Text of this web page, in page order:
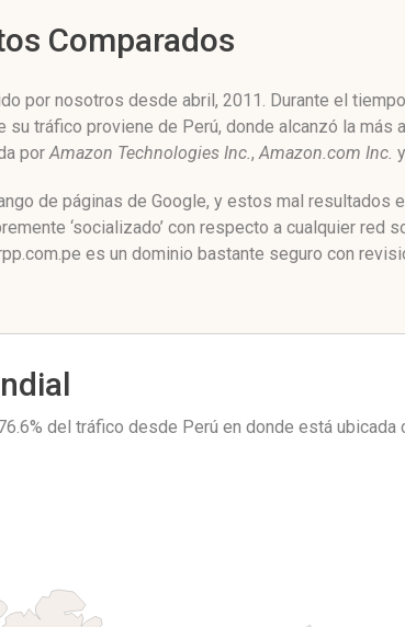
Comparados
por nosotros desde abril, 2011. Durante el
su tráfico proviene de Perú, donde alcanzó la
porAmazon Technologies Inc.,Amazon.com Inc.
de páginas de Google, y estos mal resultados
‘socializado’ con respecto a cualquier red
es un dominio bastante seguro con
del tráfico desde Perú en donde está ubicada